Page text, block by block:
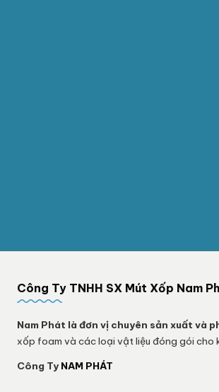
Công Ty TNHH SX Mút Xốp Nam
Nam Phát là đơn vị chuyên sản xuất và
xốp foam và các loại vật liệu đóng gói cho
Công Ty NAM PHÁT